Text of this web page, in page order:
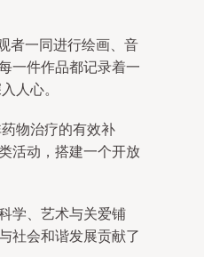
者一同进行绘画、音
一件作品都记录着一
人心。
物治疗的有效补
活动，搭建一个开放
学、艺术与关爱铺
社会和谐发展贡献了